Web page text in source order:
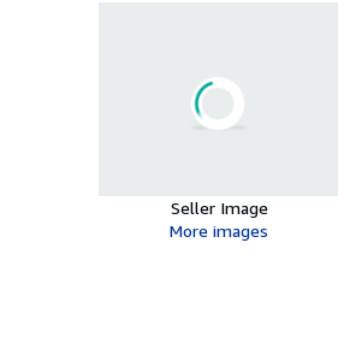
Seller Image
More images